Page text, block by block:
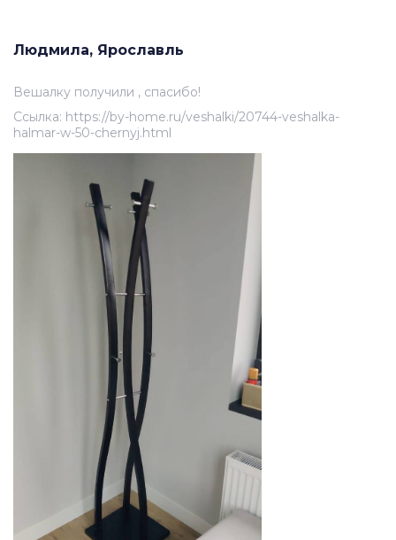
Людмила, Ярославль
Вешалку получили , спасибо!
Ссылка: https://by-home.ru/veshalki/20744-veshalka-
halmar-w-50-chernyj.html